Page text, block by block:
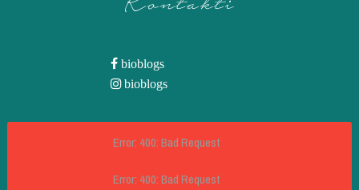
bioblogs
bioblogs
Error: 400: Bad Request
Error: 400: Bad Request